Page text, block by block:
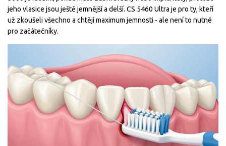
jeho vlasice jsou ještě jemnější a delší. CS 5460 Ultra je pro ty, kteří
už zkoušeli všechno a chtějí maximum jemnosti - ale není to nutné
pro začátečníky.